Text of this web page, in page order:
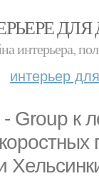
интерьера,
интерьер
Group к